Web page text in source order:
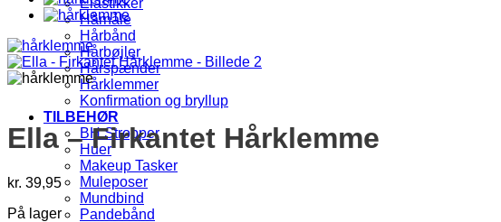
Elastikker
Hårnåle
Hårbånd
Hårbøjler
Hårspænder
Hårklemmer
Konfirmation og bryllup
TILBEHØR
BH Stropper
Huer
Makeup Tasker
Muleposer
Mundbind
Pandebånd
Ella – Firkantet Hårklemme
kr. 39,95
På lager